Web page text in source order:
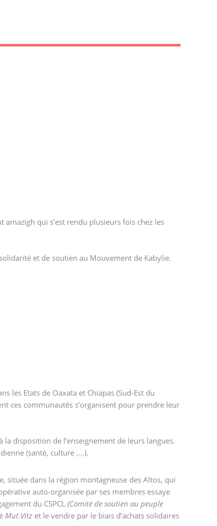
amazigh qui s’est rendu plusieurs fois chez les
et de soutien au Mouvement de Kabylie.
les Etats de Oaxata et Chiapas (Sud-Est du
ces communautés s’organisent pour prendre leur
disposition de l’enseignement de leurs langues.
(santé, culture ,…).
située dans la région montagneuse des Altos, qui
auto-organisée par ses membres essaye
du CSPCL(Comité de soutien au peuple
Mut Vitz et le vendre par le biais d’achats solidaires